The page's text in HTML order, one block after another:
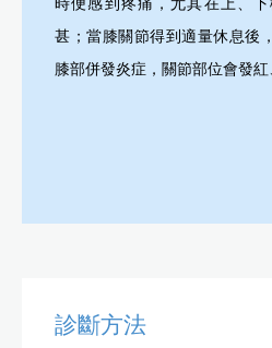
時便感到疼痛，尤其在上、
甚；當膝關節得到適量休息後
膝部併發炎症，關節部位會發紅
診斷方法